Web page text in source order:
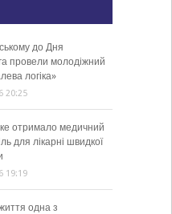
до Дня
провели молодіжний
логіка»
20:25
отримало медичний
для лікарні швидкої
19:19
одна з